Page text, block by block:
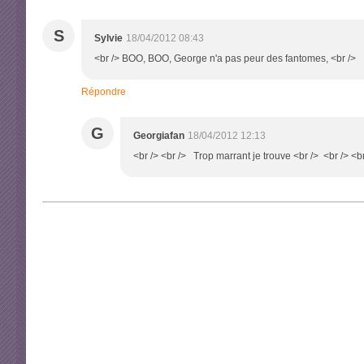
S Sylvie 18/04/2012 08:43
<br /> BOO, BOO, George n'a pas peur des fantomes, <br />
Répondre
G Georgiafan 18/04/2012 12:13
<br /> <br /> Trop marrant je trouve <br /> <br />